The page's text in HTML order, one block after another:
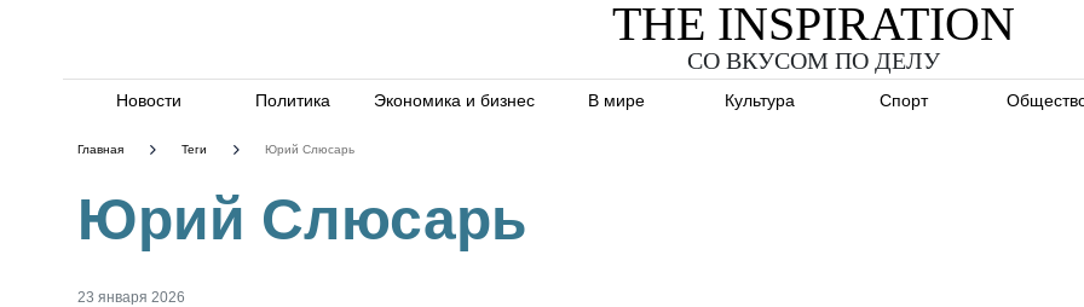
THE INSPIRATION
СО ВКУСОМ ПО ДЕЛУ
Новости Политика Экономика и бизнес В мире Культура Спорт
Главная Теги Юрий Слюсарь
Юрий Слюсарь
23 января 2026